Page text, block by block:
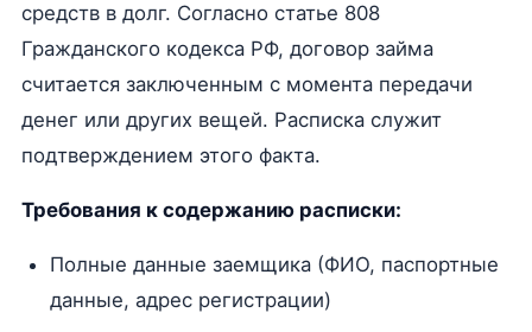
средств в долг. Согласно статье 808
Гражданского кодекса РФ, договор займа
считается заключенным с момента передачи
денег или других вещей. Расписка служит
подтверждением этого факта.
Требования к содержанию расписки:
Полные данные заемщика (ФИО, паспортные
данные, адрес регистрации)